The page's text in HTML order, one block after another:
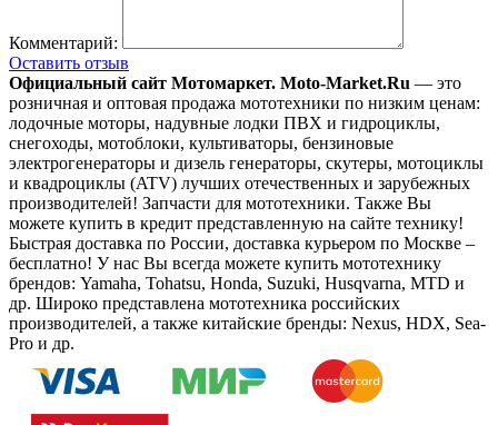
Комментарий:
Оставить отзыв
Официальный сайт Мотомаркет. Moto-Market.Ru — это
розничная и оптовая продажа мототехники по низким ценам:
лодочные моторы, надувные лодки ПВХ и гидроциклы,
снегоходы, мотоблоки, культиваторы, бензиновые
электрогенераторы и дизель генераторы, скутеры, мотоциклы
и квадроциклы (ATV) лучших отечественных и зарубежных
производителей! Запчасти для мототехники. Также Вы
можете купить в кредит представленную на сайте технику!
Быстрая доставка по России, доставка курьером по Москве –
бесплатно! У нас Вы всегда можете купить мототехнику
брендов: Yamaha, Tohatsu, Honda, Suzuki, Husqvarna, MTD и
др. Широко представлена мототехника российских
производителей, а также китайские бренды: Nexus, HDX, Sea-
Pro и др.